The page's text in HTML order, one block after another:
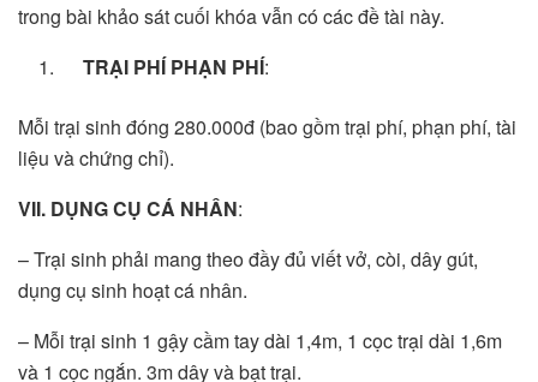
trong bài khảo sát cuối khóa vẫn có các đề tài này.
TRẠI PHÍ PHẠN PHÍ:
Mỗi trại sinh đóng 280.000đ (bao gồm trại phí, phạn phí, tài
liệu và chứng chỉ).
VII. DỤNG CỤ CÁ NHÂN:
– Trại sinh phải mang theo đầy đủ viết vở, còi, dây gút,
dụng cụ sinh hoạt cá nhân.
– Mỗi trại sinh 1 gậy cầm tay dài 1,4m, 1 cọc trại dài 1,6m
và 1 cọc ngắn. 3m dây và bạt trại.